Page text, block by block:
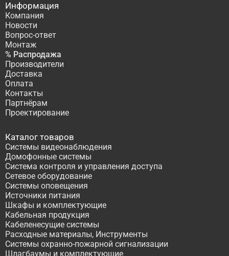
Информация
Компания
Новости
Вопрос-ответ
Монтаж
% Распродажа
Производители
Доставка
Оплата
Контакты
Партнёрам
Проектирование
Каталог товаров
Системы видеонаблюдения
Домофонные системы
Система контроля и управления доступа
Сетевое оборудование
Системы оповещения
Источники питания
Шкафы и комплектующие
Кабельная продукция
Кабеленесущие системы
Расходные материалы, Инструменты
Системы охранно-пожарной сигнализации
Шлагбаумы и комплектующие